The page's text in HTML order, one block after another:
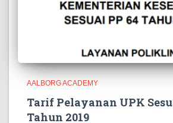
AALBORG ACADEMY
Tarif Pelayanan UPK
Tahun 2019